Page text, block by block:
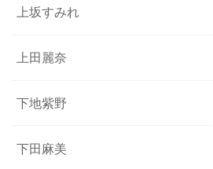
上坂すみれ
上田麗奈
下地紫野
下田麻美